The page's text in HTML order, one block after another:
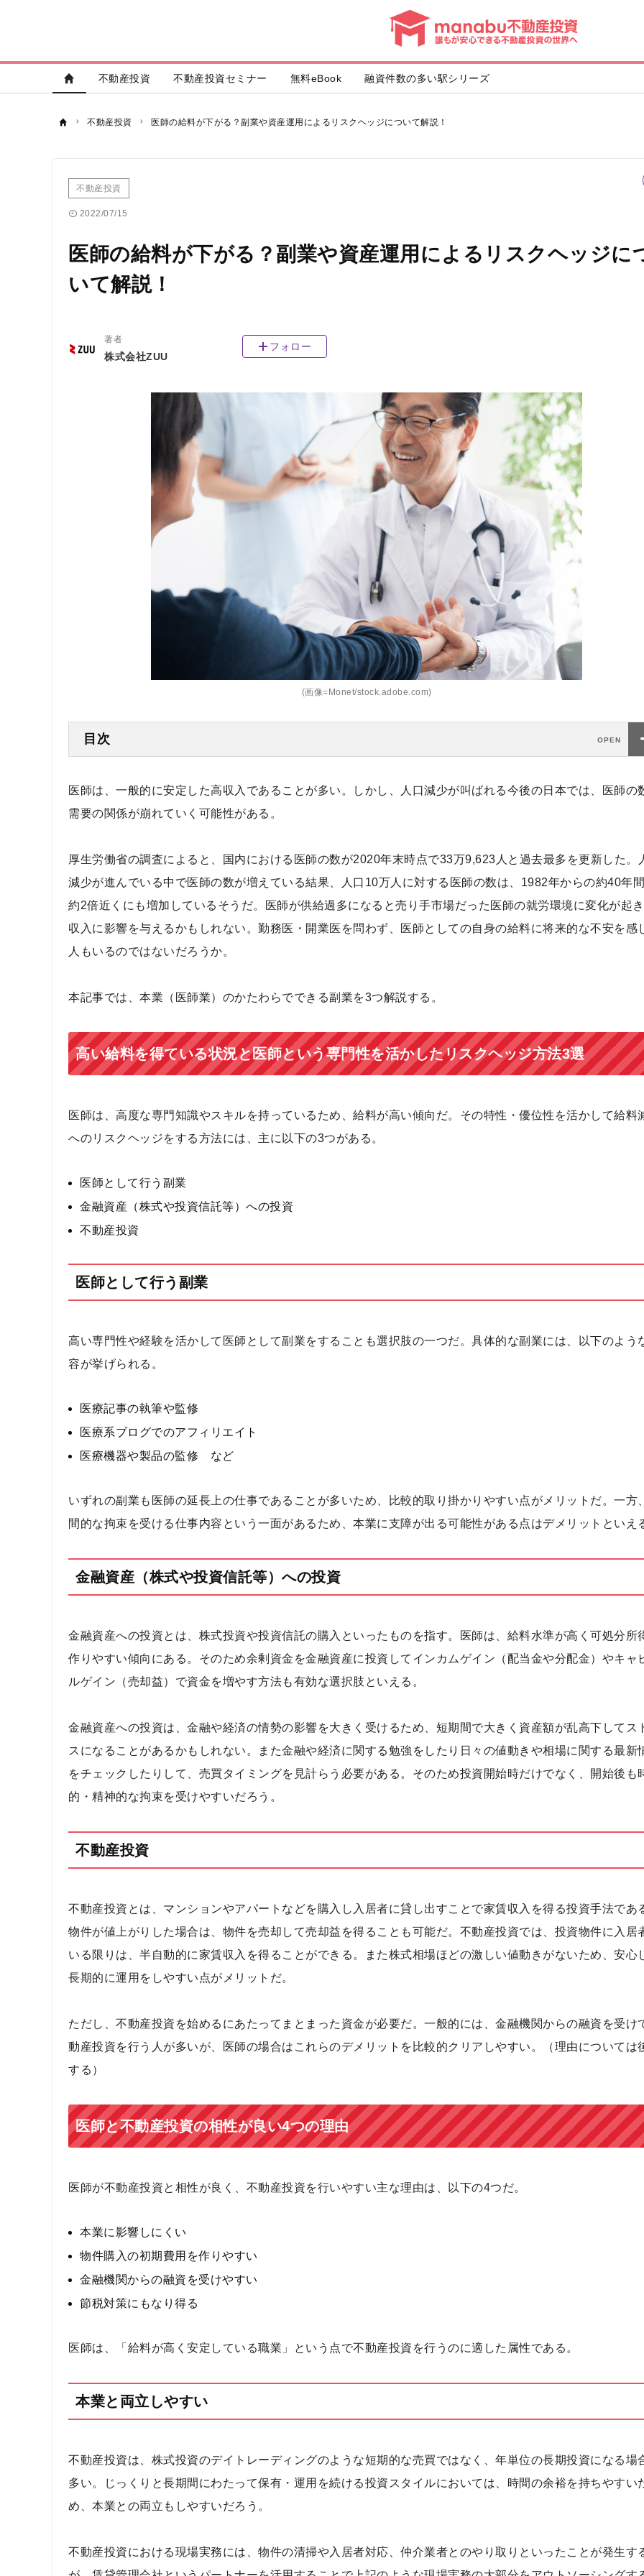
不動産投資 不動産投資セミナー 無料eBook 融資件数の多い駅シリーズ
不動産投資 医師の給料が下がる？副業や資産運用によるリスクヘッジについて解説！
不動産投資
2022/07/15
医師の給料が下がる？副業や資産運用によるリスクヘッジに
いて解説！
著者
株式会社ZUU
フォロー
(画像=Monet/stock.adobe.com)
目次
医師は、一般的に安定した高収入であることが多い。しかし、人口減少が叫ばれる今後の日本では、医師の
需要の関係が崩れていく可能性がある。
厚生労働省の調査によると、国内における医師の数が2020年末時点で33万9,623人と過去最多を更新した。
減少が進んでいる中で医師の数が増えている結果、人口10万人に対する医師の数は、1982年からの約40年
約2倍近くにも増加しているそうだ。医師が供給過多になると売り手市場だった医師の就労環境に変化が起
収入に影響を与えるかもしれない。勤務医・開業医を問わず、医師としての自身の給料に将来的な不安を感
人もいるのではないだろうか。
本記事では、本業（医師業）のかたわらでできる副業を3つ解説する。
高い給料を得ている状況と医師という専門性を活かしたリスクヘッジ方法3選
医師は、高度な専門知識やスキルを持っているため、給料が高い傾向だ。その特性・優位性を活かして給料
へのリスクヘッジをする方法には、主に以下の3つがある。
医師として行う副業
金融資産（株式や投資信託等）への投資
不動産投資
医師として行う副業
高い専門性や経験を活かして医師として副業をすることも選択肢の一つだ。具体的な副業には、以下のよう
容が挙げられる。
医療記事の執筆や監修
医療系ブログでのアフィリエイト
医療機器や製品の監修 など
いずれの副業も医師の延長上の仕事であることが多いため、比較的取り掛かりやすい点がメリットだ。一方
間的な拘束を受ける仕事内容という一面があるため、本業に支障が出る可能性がある点はデメリットといえ
金融資産（株式や投資信託等）への投資
金融資産への投資とは、株式投資や投資信託の購入といったものを指す。医師は、給料水準が高く可処分所
作りやすい傾向にある。そのため余剰資金を金融資産に投資してインカムゲイン（配当金や分配金）やキャ
ルゲイン（売却益）で資金を増やす方法も有効な選択肢といえる。
金融資産への投資は、金融や経済の情勢の影響を大きく受けるため、短期間で大きく資産額が乱高下してス
スになることがあるかもしれない。また金融や経済に関する勉強をしたり日々の値動きや相場に関する最新
をチェックしたりして、売買タイミングを見計らう必要がある。そのため投資開始時だけでなく、開始後も
的・精神的な拘束を受けやすいだろう。
不動産投資
不動産投資とは、マンションやアパートなどを購入し入居者に貸し出すことで家賃収入を得る投資手法であ
物件が値上がりした場合は、物件を売却して売却益を得ることも可能だ。不動産投資では、投資物件に入居
いる限りは、半自動的に家賃収入を得ることができる。また株式相場ほどの激しい値動きがないため、安心
長期的に運用をしやすい点がメリットだ。
ただし、不動産投資を始めるにあたってまとまった資金が必要だ。一般的には、金融機関からの融資を受け
動産投資を行う人が多いが、医師の場合はこれらのデメリットを比較的クリアしやすい。（理由については
する）
医師と不動産投資の相性が良い4つの理由
医師が不動産投資と相性が良く、不動産投資を行いやすい主な理由は、以下の4つだ。
本業に影響しにくい
物件購入の初期費用を作りやすい
金融機関からの融資を受けやすい
節税対策にもなり得る
医師は、「給料が高く安定している職業」という点で不動産投資を行うのに適した属性である。
本業と両立しやすい
不動産投資は、株式投資のデイトレーディングのような短期的な売買ではなく、年単位の長期投資になる場
多い。じっくりと長期間にわたって保有・運用を続ける投資スタイルにおいては、時間の余裕を持ちやすい
め、本業との両立もしやすいだろう。
不動産投資における現場実務には、物件の清掃や入居者対応、仲介業者とのやり取りといったことが発生す